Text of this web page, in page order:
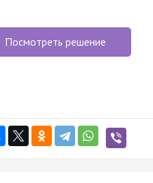
Посмотреть решение